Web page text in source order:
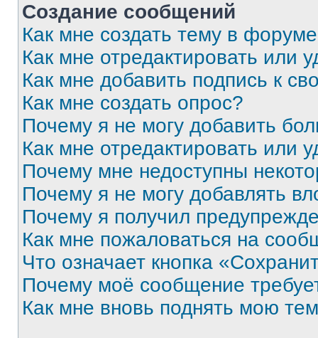
Создание сообщений
Как мне создать тему в
Как мне отредактировать или
Как мне добавить подпись к
Как мне создать опрос?
Почему я не могу добавить
Как мне отредактировать или
Почему мне недоступны
Почему я не могу добавлять
Почему я получил
Как мне пожаловаться на
Что означает кнопка
Почему моё сообщение
Как мне вновь поднять мою